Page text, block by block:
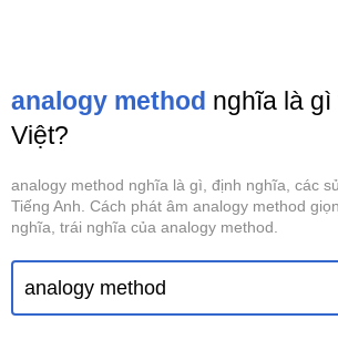
analogy method nghĩa là gì
Việt?
analogy method nghĩa là gì, định nghĩa, các
Tiếng Anh. Cách phát âm analogy method
nghĩa, trái nghĩa của analogy method.